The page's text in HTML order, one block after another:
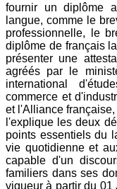
fournir un diplôme
langue, comme le
professionnelle, le
diplôme de français
présenter une
agréés par le
international
commerce et
et l'Alliance
l'explique les deux
points essentiels du
vie quotidienne et
capable d'un
familiers dans ses
vigueur à partir du